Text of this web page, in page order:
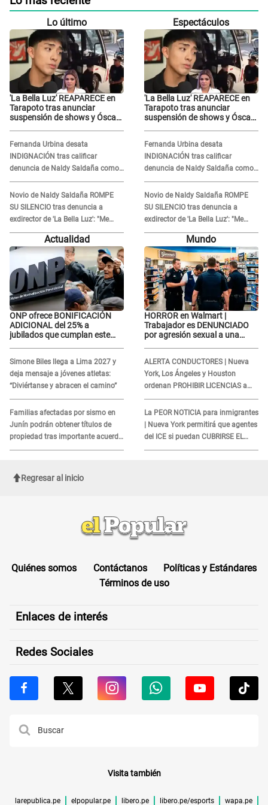
Lo último
'La Bella Luz' REAPARECE en
Tarapoto tras anunciar
suspensión de shows y Óscar
Fernanda Urbina desata
INDIGNACIÓN tras calificar
denuncia de Naldy Saldaña como
'acto bochornoso': "No es justo
atacar a otra mujer"
Novio de Naldy Saldaña ROMPE
SU SILENCIO tras denuncia a
exdirector de 'La Bella Luz': "Me
basta con que ella esté bien"
Espectáculos
'La Bella Luz' REAPARECE en
Tarapoto tras anunciar
suspensión de shows y Óscar
Fernanda Urbina desata
INDIGNACIÓN tras calificar
denuncia de Naldy Saldaña como
'acto bochornoso': "No es justo
atacar a otra mujer"
Novio de Naldy Saldaña ROMPE
SU SILENCIO tras denuncia a
exdirector de 'La Bella Luz': "Me
basta con que ella esté bien"
Actualidad
ONP ofrece BONIFICACIÓN
ADICIONAL del 25% a
jubilados que cumplan este
Simone Biles llega a Lima 2027 y
deja mensaje a jóvenes atletas:
“Diviértanse y abracen el camino”
Familias afectadas por sismo en
Junín podrán obtener títulos de
propiedad tras importante acuerdo
de Cofopri
Mundo
HORROR en Walmart |
Trabajador es DENUNCIADO
por agresión sexual a una
ALERTA CONDUCTORES | Nueva
York, Los Ángeles y Houston
ordenan PROHIBIR LICENCIAS a
quienes no presenten ESTE
DOCUMENTO
La PEOR NOTICIA para inmigrantes
| Nueva York permitirá que agentes
del ICE si puedan CUBRIRSE EL
ROSTRO
Regresar al inicio
Quiénes somos Contáctanos
Políticas y Estándares
Términos de uso
Enlaces de interés
Redes Sociales
Visita también
larepublica.pe elpopular.pe libero.pe libero.pe/esports wapa.pe